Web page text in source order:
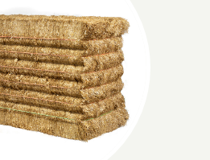
동물
제품소개